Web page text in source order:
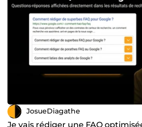
JosueDiagathe
Je vais rédiger une FAQ